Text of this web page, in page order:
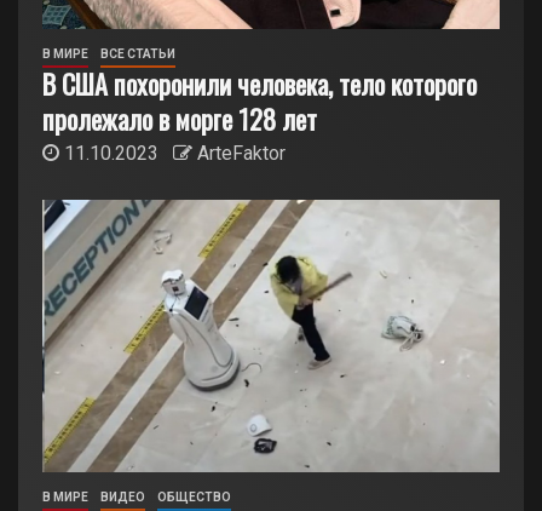
В МИРЕ ВСЕ СТАТЬИ
В США похоронили человека, тело которого
пролежало в морге 128 лет
11.10.2023 ArteFaktor
В МИРЕ ВИДЕО ОБЩЕСТВО